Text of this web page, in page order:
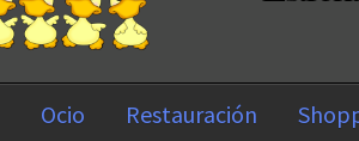
Ocio Restauración